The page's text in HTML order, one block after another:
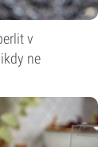
v
ne